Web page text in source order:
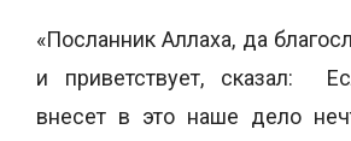
«Посланник Аллаха, да
и приветствует, сказал:
внесет в это наше дело